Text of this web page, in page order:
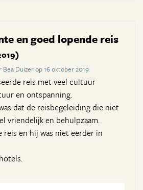
en goed lopende reis
Duizer op 16 oktober 2019
reis met veel cultuur
en ontspanning.
dat de reisbegeleiding die niet
vriendelijk en behulpzaam.
reis en hij was niet eerder in